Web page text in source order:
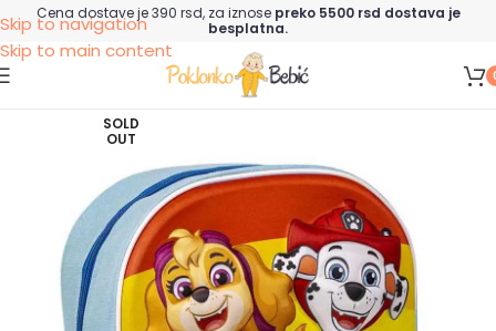
Skip to navigation
Skip to main content
Cena dostave je 390 rsd, za iznose preko 5500 rsd dostava je
besplatna.
SOLD
OUT